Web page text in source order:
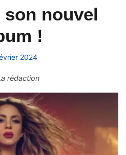
son nouvel
!
2024
rédaction